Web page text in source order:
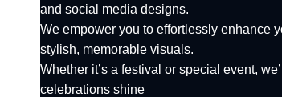
and social media designs.
We empower you to effortlessly enhance
stylish, memorable visuals.
Whether it’s a festival or special event,
celebrations shine